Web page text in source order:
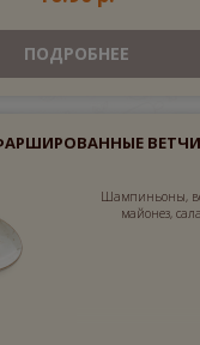
ПОДРОБНЕЕ
Шампиньоны,
майонез,